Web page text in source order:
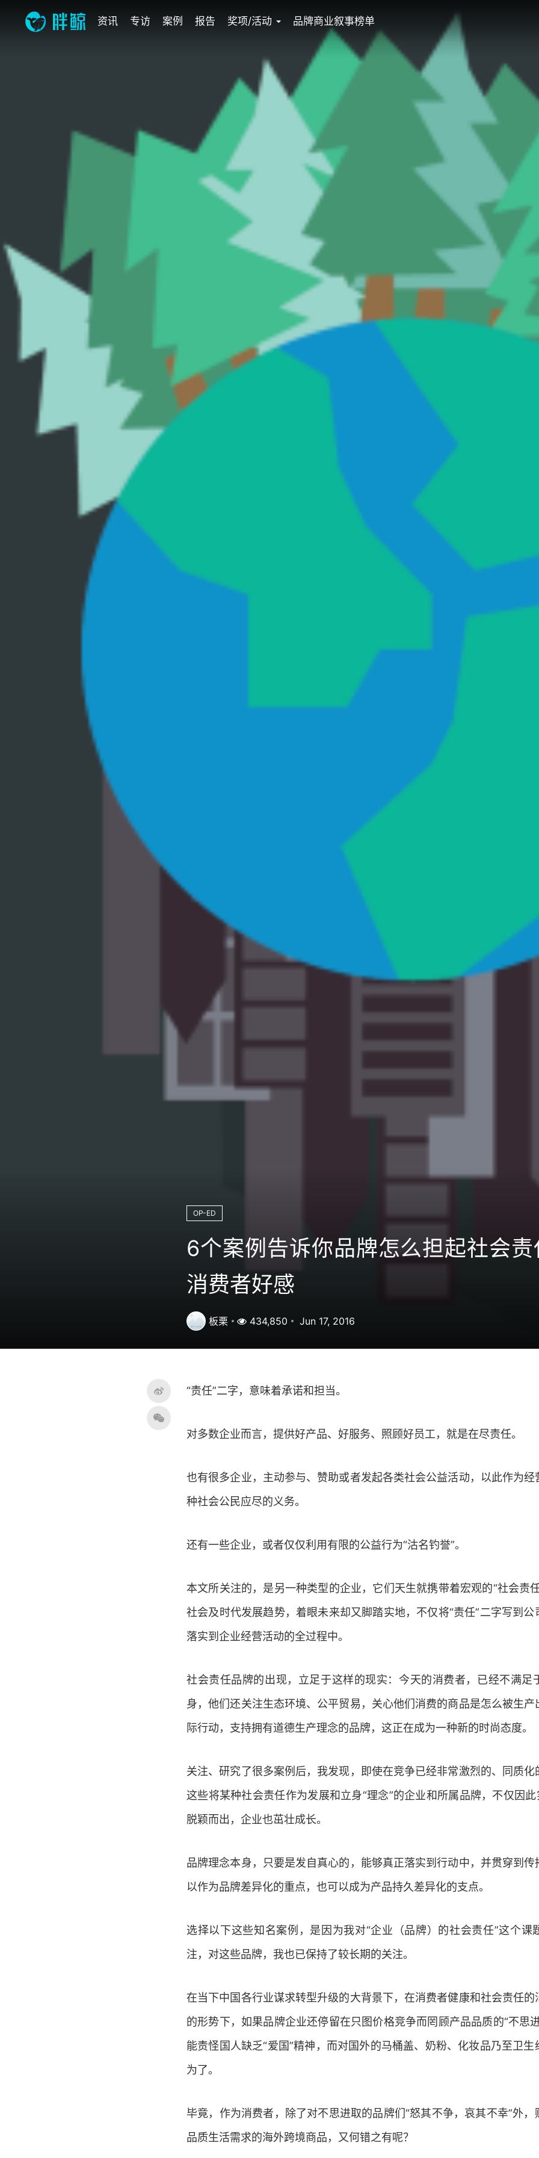
资讯 专访 案例 报告 奖项/活动 品牌商业叙事榜单
OP-ED
6个案例告诉你品牌怎么担起社会
消费者好感
板栗 434,850 Jun 17, 2016
“责任”二字，意味着承诺和担当。
对多数企业而言，提供好产品、好服务、照顾好员工，就是在尽责任。
也有很多企业，主动参与、赞助或者发起各类社会公益活动，以此作为
种社会公民应尽的义务。
还有一些企业，或者仅仅利用有限的公益行为“沽名钓誉”。
本文所关注的，是另一种类型的企业，它们天生就携带着宏观的“社会责
社会及时代发展趋势，着眼未来却又脚踏实地，不仅将“责任”二字写到
落实到企业经营活动的全过程中。
社会责任品牌的出现，立足于这样的现实：今天的消费者，已经不满足
身，他们还关注生态环境、公平贸易，关心他们消费的商品是怎么被生
际行动，支持拥有道德生产理念的品牌，这正在成为一种新的时尚态度。
关注、研究了很多案例后，我发现，即使在竞争已经非常激烈的、同质
这些将某种社会责任作为发展和立身“理念”的企业和所属品牌，不仅因此
脱颖而出，企业也茁壮成长。
品牌理念本身，只要是发自真心的，能够真正落实到行动中，并贯穿到
以作为品牌差异化的重点，也可以成为产品持久差异化的支点。
选择以下这些知名案例，是因为我对“企业（品牌）的社会责任”这个课
注，对这些品牌，我也已保持了较长期的关注。
在当下中国各行业谋求转型升级的大背景下，在消费者健康和社会责任
的形势下，如果品牌企业还停留在只图价格竞争而罔顾产品品质的“不思
能责怪国人缺乏“爱国”精神，而对国外的马桶盖、奶粉、化妆品乃至卫
为了。
毕竟，作为消费者，除了对不思进取的品牌们“怒其不争，哀其不幸”外
品质生活需求的海外跨境商品，又何错之有呢？